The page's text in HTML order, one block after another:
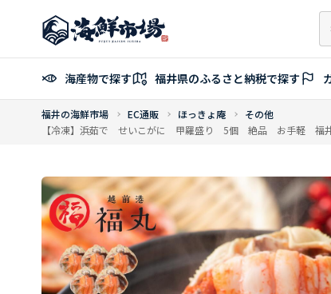
ン
へ
海産物で探す 福井県のふるさと納税で探す
福井の海鮮市場 EC通販 ほっきょ庵
その他
【冷凍】浜茹で せいこがに 甲羅盛り 5個 絶品 お手軽